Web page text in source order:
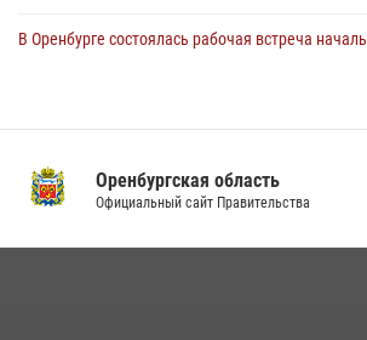
В Оренбурге состоялась рабочая встреча
Росгвардейцы Оренбургской области проверили
образовательных учреждений к новому
Оренбургская область
Официальный сайт Правительства